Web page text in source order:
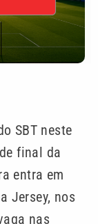
SBT neste
final da
entra em
Jersey, nos
nas